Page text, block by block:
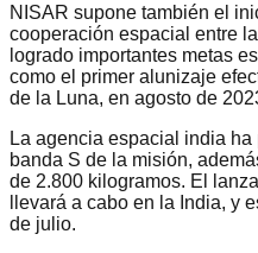
NISAR supone también el
cooperación espacial entre
logrado importantes metas
como el primer alunizaje
de la Luna, en agosto de
La agencia espacial india
banda S de la misión,
de 2.800 kilogramos. El
llevará a cabo en la India, y
de julio.